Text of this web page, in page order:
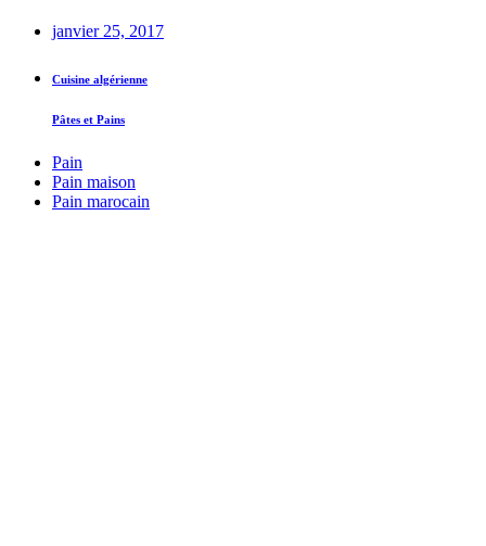
janvier 25, 2017
Cuisine algérienne
Pâtes et Pains
Pain
Pain maison
Pain marocain